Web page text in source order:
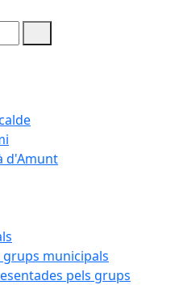
d'Amunt
municipals
pels grups